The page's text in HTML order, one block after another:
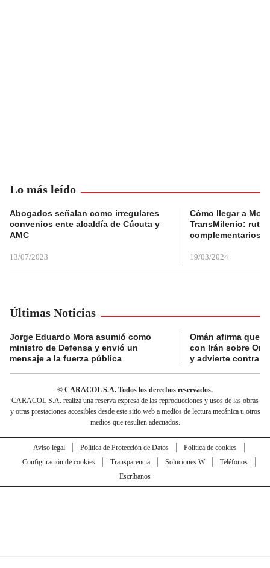
Lo más leído
Abogados señalan como irregulares
convenios ente alcaldía de Cúcuta y
AMC
13/07/2023
Cómo llegar a
TransMilenio:
complementarios
19/03/2024
Últimas Noticias
Jorge Eduardo Mora asumió como
ministro de Defensa y envió un
mensaje a la fuerza pública
Omán afirma que
con Irán sobre
y advierte contra
© CARACOL S.A. Todos los derechos reservados.
CARACOL S.A. realiza una reserva expresa de las reproducciones y usos de las obras
y otras prestaciones accesibles desde este sitio web a medios de lectura mecánica u otros
medios que resulten adecuados.
Aviso legal Política de Protección de Datos
Política de cookies
Configuración de cookies
Transparencia Soluciones W
Teléfonos
Escríbanos